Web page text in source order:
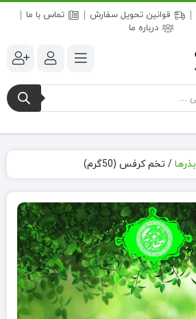
قوانین تحویل سفارش
تماس با ما
درباره ما
بذرها / تخم کرفس (50گرم)